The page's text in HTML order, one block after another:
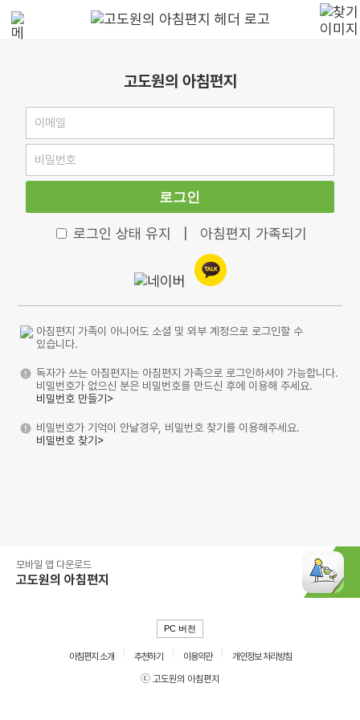
고도원의 아침편지
로그인
로그인 상태 유지 아침편지 가족되기
아침편지 가족이 아니어도 소셜 및 외부 계정으로 로그인할 수
있습니다.
독자가 쓰는 아침편지는 아침편지 가족으로 로그인하셔야 가능합니다.
비밀번호가 없으신 분은 비밀번호를 만드신 후에 이용해 주세요.
비밀번호 만들기>
비밀번호가 기억이 안날경우, 비밀번호 찾기를 이용해주세요.
비밀번호 찾기>
모바일 앱 다운로드
고도원의 아침편지
PC 버전
아침편지 소개 추천하기 이용약관
개인정보 처리방침
ⓒ 고도원의 아침편지